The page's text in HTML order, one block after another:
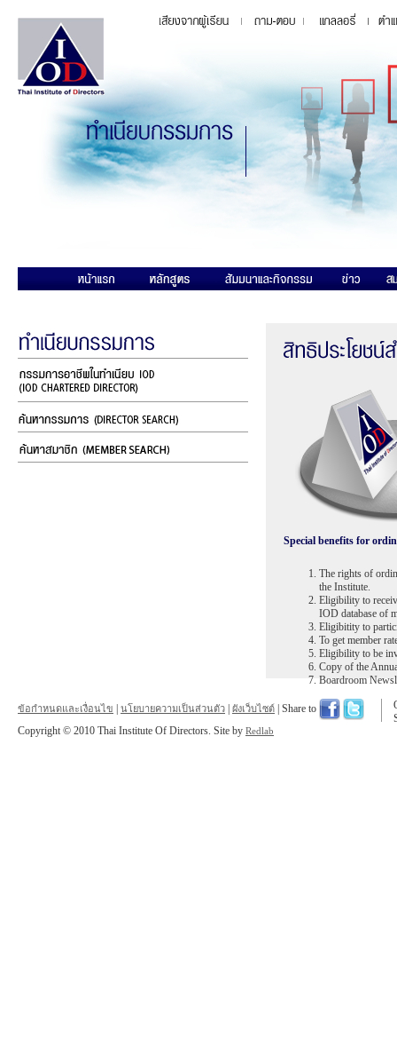
Special benefits for
The rights of
the Institute.
Eligibility to
IOD database of
Eligibitity to
To get member
Eligibility to be
Copy of the
Boardroom
ข้อกำหนดและเงื่อนไข | นโยบายความเป็นส่วนตัว | ผังเว็บไซต์ | Share to
Copyright © 2010 Thai Institute Of Directors. Site by Redlab